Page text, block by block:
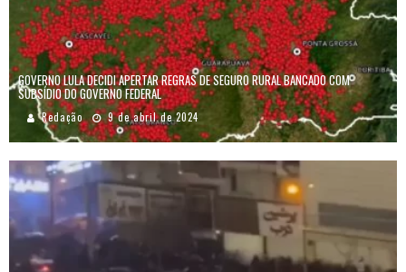
GOVERNO LULA DECIDI APERTAR REGRAS DE SEGURO RURAL BANCADO COM
SUBSÍDIO DO GOVERNO FEDERAL
Redação 9 de abril de 2024